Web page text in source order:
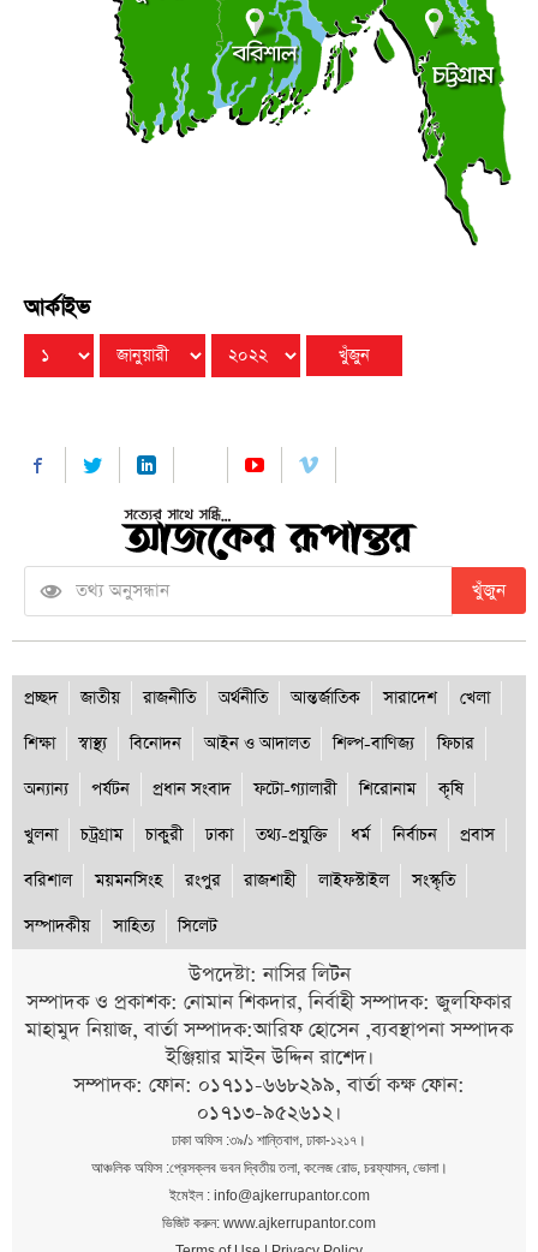
শুক্রবার ● ৭ আগস্ট ২০২৬
খুলনায় ধর্ষণ মামলায় ২ জনের যাবজ্জীবন
বৃহস্পতিবার ● ৬ আগস্ট ২০২৬
আর্কাইভ
খুঁজুন
প্রচ্ছদ জাতীয় রাজনীতি অর্থনীতি আন্তর্জাতিক সারাদেশ
খেলা
শিক্ষা
স্বাস্থ্য বিনোদন আইন ও আদালত শিল্প-বাণিজ্য
ফিচার
অন্যান্য
পর্যটন প্রধান সংবাদ ফটো-গ্যালারী শিরোনাম
কৃষি
খুলনা
চট্রগ্রাম চাকুরী ঢাকা তথ্য-প্রযুক্তি ধর্ম নির্বাচন
প্রবাস
বরিশাল
ময়মনসিংহ রংপুর রাজশাহী লাইফস্টাইল
সংস্কৃতি
সম্পাদকীয়
সাহিত্য সিলেট
উপদেষ্টা: নাসির লিটন
সম্পাদক ও প্রকাশক: নোমান শিকদার, নির্বাহী সম্পাদক: জুলফিকার
মাহামুদ নিয়াজ, বার্তা সম্পাদক:আরিফ হোসেন ,ব্যবস্থাপনা সম্পাদক
ইঞ্জিয়ার মাইন উদ্দিন রাশেদ।
সম্পাদক: ফোন: ০১৭১১-৬৬৮২৯৯, বার্তা কক্ষ ফোন:
০১৭১৩-৯৫২৬১২।
ঢাকা অফিস :৩৯/১ শান্তিবাগ, ঢাকা-১২১৭।
আঞ্চলিক অফিস :প্রেসক্লব ভবন দ্বিতীয় তলা, কলেজ রোড, চরফ্যাসন, ভোলা।
ইমেইল : info@ajkerrupantor.com
ভিজিট করুন: www.ajkerrupantor.com